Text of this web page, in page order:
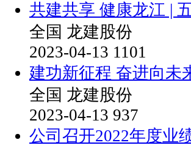
共建共享 健康龙江 |
全国 龙建股份
2023-04-13 1101
建功新征程 奋进向未
全国 龙建股份
2023-04-13 937
公司召开2022年度业